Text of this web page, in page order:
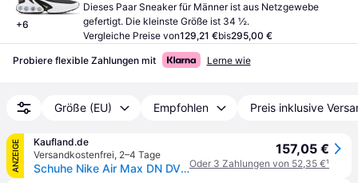
+6
Dieses Paar Sneaker für Männer ist aus Netzgewebe
gefertigt. Die kleinste Größe ist 34 ½.
Vergleiche Preise von129,21 €bis295,00 €
Probiere flexible Zahlungen mit Lerne wie
Größe (EU) Empfohlen Preis inklusive
ANZEIGE
Kaufland.de
Versandkostenfrei, 2–4 Tage
Schuhe Nike Air Max DN DV3337003
157,05 €
Oder 3 Zahlungen von 52,35 €¹